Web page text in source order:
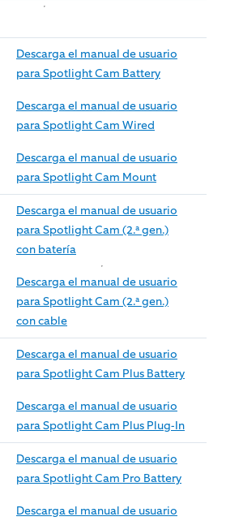
Descarga el manual de usuario
para Spotlight Cam Battery
Descarga el manual de usuario
para Spotlight Cam Wired
Descarga el manual de usuario
para Spotlight Cam Mount
Descarga el manual de usuario
para Spotlight Cam (2.ª gen.)
con batería
Descarga el manual de usuario
para Spotlight Cam (2.ª gen.)
con cable
Descarga el manual de usuario
para Spotlight Cam Plus Battery
Descarga el manual de usuario
para Spotlight Cam Plus Plug-In
Descarga el manual de usuario
para Spotlight Cam Pro Battery
Descarga el manual de usuario